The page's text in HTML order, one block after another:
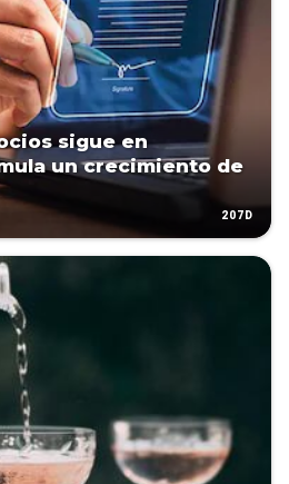
sigue en
un crecimiento de
207D